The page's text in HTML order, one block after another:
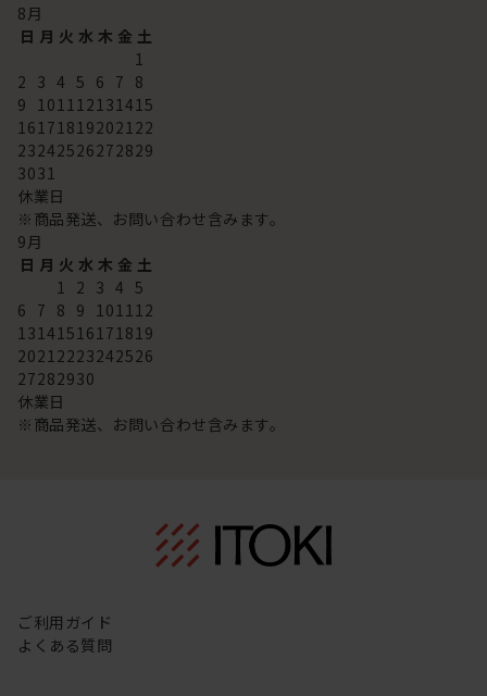
8 月
日 月 火 水 木 金 土
1
2 3 4 5 6 7 8
9
10 11 12 13 14 15
16 17 18 192021 22
23242526272829
3031
休業日
※商品発送、お問い合わせ含みます。
9 月
日 月 火 水 木 金 土
1
2 3 4 5
6 7 8 9 10 11 12
13 14 15 16 17 18 19
2021 2223242526
27282930
休業日
※商品発送、お問い合わせ含みます。
ご利用ガイド
よくある質問